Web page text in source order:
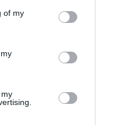
of my
y medicamento